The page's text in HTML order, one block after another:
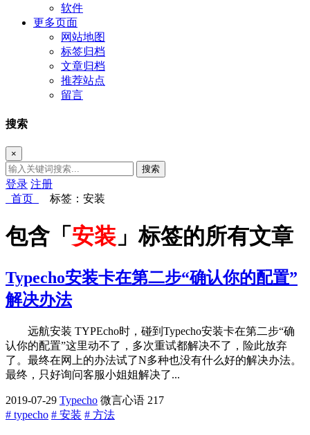
软件
更多页面
网站地图
标签归档
文章归档
推荐站点
留言
搜索
×
搜索
登录 注册
首页
标签：安装
包含「 安装 」标签的所有文章
Typecho安装卡在第二步“确认你的配置”
解决办法
远航安装 TYPEcho时，碰到Typecho安装卡在第二步“确
认你的配置”这里动不了，多次重试都解决不了，险此放弃
了。最终在网上的办法试了N多种也没有什么好的解决办法。
最终，只好询问客服小姐姐解决了...
2019-07-29 Typecho 微言心语 217
# typecho # 安装 # 方法